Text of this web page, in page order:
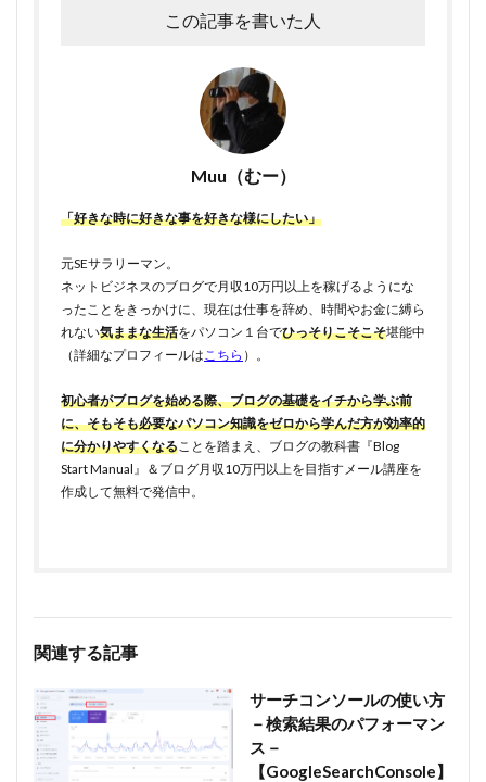
この記事を書いた人
Muu（むー）
「好きな時に好きな事を好きな様にしたい」
元SEサラリーマン。
ネットビジネスのブログで月収10万円以上を稼げるようにな
ったことをきっかけに、現在は仕事を辞め、時間やお金に縛ら
れない気ままな生活をパソコン１台でひっそりこそこそ堪能中
（詳細なプロフィールは こちら ）。
初心者がブログを始める際、ブログの基礎をイチから学ぶ前
に、そもそも必要なパソコン知識をゼロから学んだ方が効率的
に分かりやすくなる ことを踏まえ、ブログの教科書『Blog
Start Manual』＆ブログ月収10万円以上を目指すメール講座を
作成して無料で発信中。
関連する記事
サーチコンソールの使い方
－検索結果のパフォーマン
ス－
【GoogleSearchConsole】